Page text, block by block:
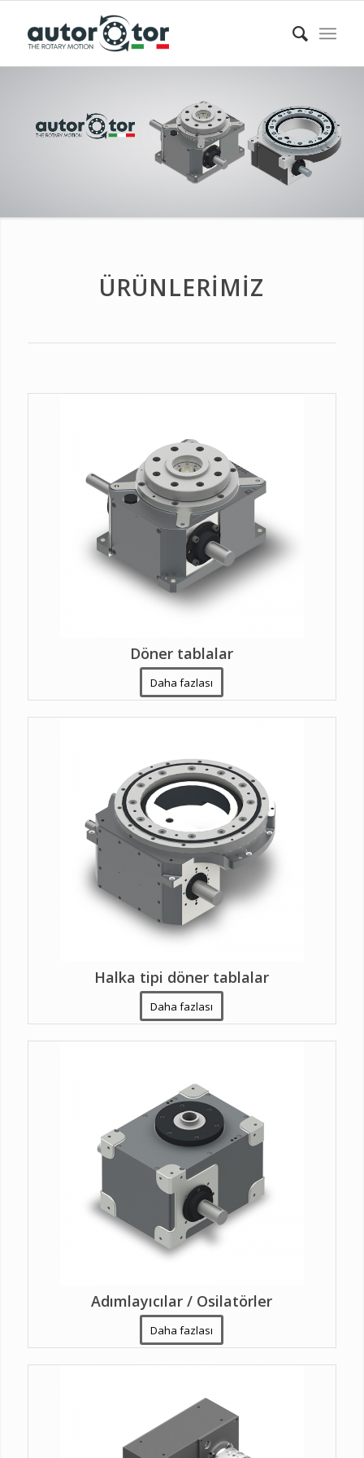
ÜRÜNLERIMIZ
Döner tablalar
Daha fazlası
Halka tipi döner tablalar
Daha fazlası
Adımlayıcılar / Osilatörler
Daha fazlası